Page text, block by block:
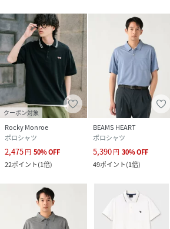
クーポン対象
Rocky Monroe
ポロシャツ
2,475円 50%OFF
22ポイント(1倍)
BEAMS HEART
ポロシャツ
5,390円 30%OFF
49ポイント(1倍)